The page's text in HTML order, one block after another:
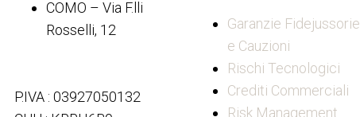
COMO – Via F.lli
Rosselli, 12
P.IVA : 03927050132
Garanzie Fidejussorie
e Cauzioni
Rischi Tecnologici
Crediti Commerciali
Risk Management